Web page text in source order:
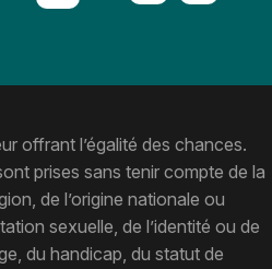
offrant l’égalité des chances.
prises sans tenir compte de la
de l’origine nationale ou
sexuelle, de l’identité ou de
du handicap, du statut de